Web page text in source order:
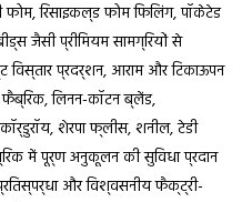
रिसाइकल्ड फोम फिलिंग, पॉकेटेड
जैसी प्रीमियम सामग्रियों से
विस्तार प्रदर्शन, आराम और टिकाऊपन
लिनन-कॉटन ब्लेंड,
शेरपा फ्लीस, शनील, टेडी
में पूर्ण अनुकूलन की सुविधा प्रदान
और विश्वसनीय फैक्ट्री-